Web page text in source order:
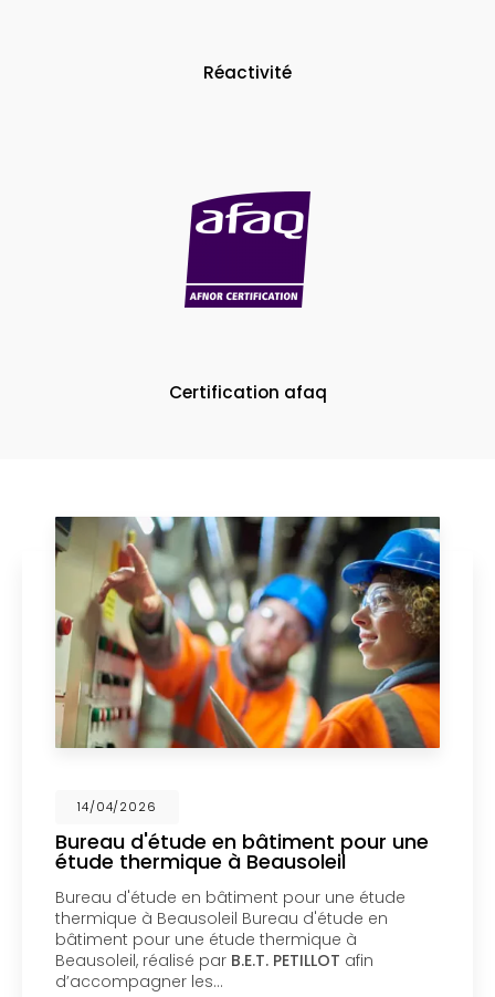
Réactivité
Certification afaq
14/04/2026
Bureau d'étude en bâtiment pour une
étude thermique à Beausoleil
Bureau d'étude en bâtiment pour une étude
thermique à Beausoleil Bureau d'étude en
bâtiment pour une étude thermique à
Beausoleil, réalisé par B.E.T. PETILLOT afin
d’accompagner les…